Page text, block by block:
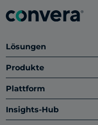
Lösungen
Produkte
Plattform
Insights-Hub